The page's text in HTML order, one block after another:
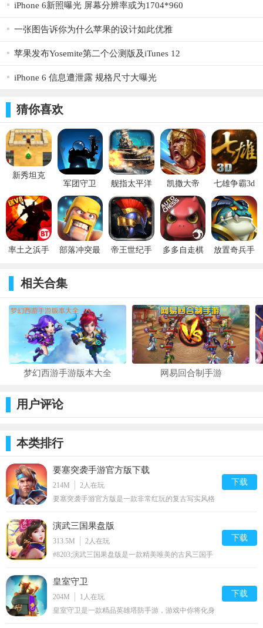
三国群英传霸王之业手游官方版下载：
http://www.qqtn.com/sj/187980.html
三国群英传霸王之业手游资源利用策略：
在《三国演义》官渡之战中，曹操大军和袁绍大军双方陷入
对峙状态，此时袁军有稳定粮草供应，而曹军却难以为继，曹操
遂决定通过偷袭乌巢，放火烧粮草，而断掉了袁绍的粮草补给，
战局得以逆转。由此也应证了“得资源者得天下”这句真理。而在
由宇峻奥汀正版授权，星辉天拓自主研发，独家代理的三国军战
策略手游《三国群英传-霸王之业》中，面对世界地图中有限的资
源，主公不仅需要通过千方百计获取、掠夺资源，更应合理利
用，将更多资源投入到时下对自身发展最有利的建设和征战中，
才能为自己赢取更多发展空间，最终实现一代霸业！
在《三国群英传-霸王之业》的沙盘世界中，随着自身势力的
定有限，如果不懂得合理利用辛苦夺得的资源，待到需要壮大军
队、攻打更强大的对手时，就会出现捉襟见肘的局面。因此，主
公在建设主城、摆兵布阵时记得要善用策略，智用资源，不要见
地就打，见城就攻。如主城17级以下的4级兵建议攻打5级以下土
地，3级兵则建议攻打3、4级的土地，尽量打力所能及的高级土
地，这样获取的资源收成会更丰富。前期在打下第一块5级土地后
iPhone 6新照曝光 屏幕分辨率或为1704*960
一张图告诉你为什么苹果的设计如此优雅
苹果发布Yosemite第二个公测版及iTunes 12
iPhone 6 信息遭泄露 规格尺寸大曝光
猜你喜欢
新秀坦克
军团守卫
舰指太平洋
手游
凯撒大帝 七雄争霸3d
率土之浜手
部落冲突最
帝王世纪手
多多自走棋
放置奇兵手
相关合集
梦幻西游手游版本大全 网易回合制手游
用户评论
本类排行
要塞突袭手游官方版下载
214M 2人在玩
要塞突袭手游官方版是一款非常红玩的复古写实风格
支部队在战场上运用战术击退敌军，扩张属于自己的
帝国。
下载
演武三国果盘版
313.5M 2人在玩
#8203;演武三国果盘版是一款精美唯美的古风三国手
风，海量真人美女助阵，为你一起开启创新的三国体
验。
下载
皇室守卫
204M 1 人在玩
皇室守卫是一款精品英雄塔防手游，游戏中你将化身
下载